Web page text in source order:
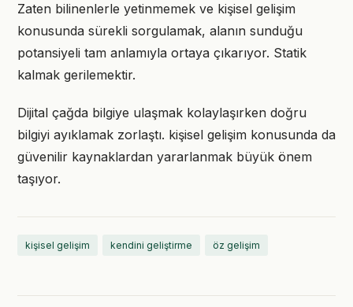
Zaten bilinenlerle yetinmemek ve kişisel gelişim
konusunda sürekli sorgulamak, alanın sunduğu
potansiyeli tam anlamıyla ortaya çıkarıyor. Statik
kalmak gerilemektir.
Dijital çağda bilgiye ulaşmak kolaylaşırken doğru
bilgiyi ayıklamak zorlaştı. kişisel gelişim konusunda da
güvenilir kaynaklardan yararlanmak büyük önem
taşıyor.
kişisel gelişim kendini geliştirme öz gelişim